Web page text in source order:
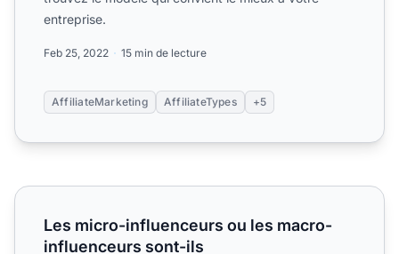
entreprise.
Feb 25, 2022 15 min de lecture
AffiliateMarketing AffiliateTypes +5
Les micro-influenceurs ou les macro-influenceurs sont-ils
Les micro-influenceurs ou les macro-
influenceurs sont-ils